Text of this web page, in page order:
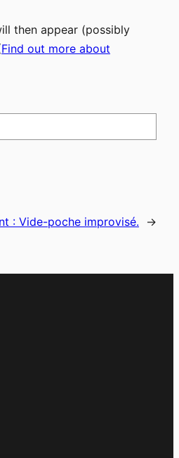
then appear (possibly
Find out more about
: Vide-poche improvisé. →